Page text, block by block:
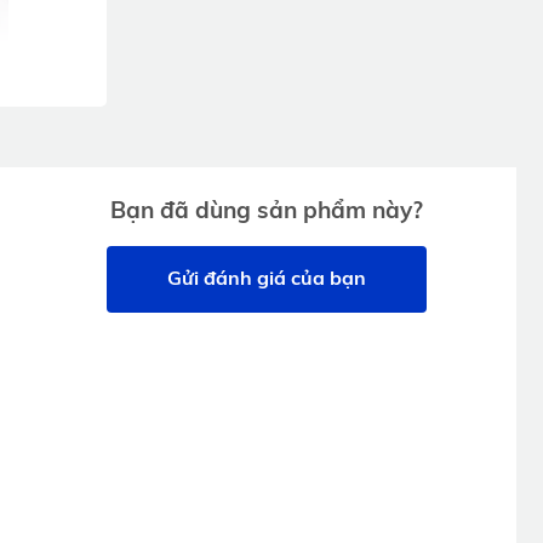
định
cao
dụng
Bạn đã dùng sản phẩm này?
Gửi đánh giá của bạn